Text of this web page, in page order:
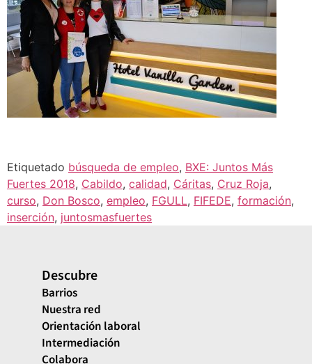
Etiquetado búsqueda de empleo, BXE: Juntos Más
Fuertes 2018, Cabildo, calidad, Cáritas, Cruz Roja,
curso, Don Bosco, empleo, FGULL, FIFEDE, formación,
inserción, juntosmasfuertes
Descubre
Barrios
Nuestra red
Orientación laboral
Intermediación
Colabora